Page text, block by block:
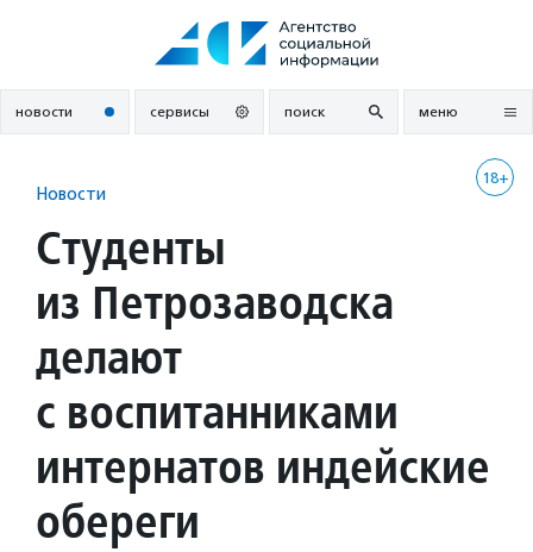
новости сервисы поиск меню
18+
Новости
Студенты
из Петрозаводска
делают
с воспитанниками
интернатов индейские
обереги